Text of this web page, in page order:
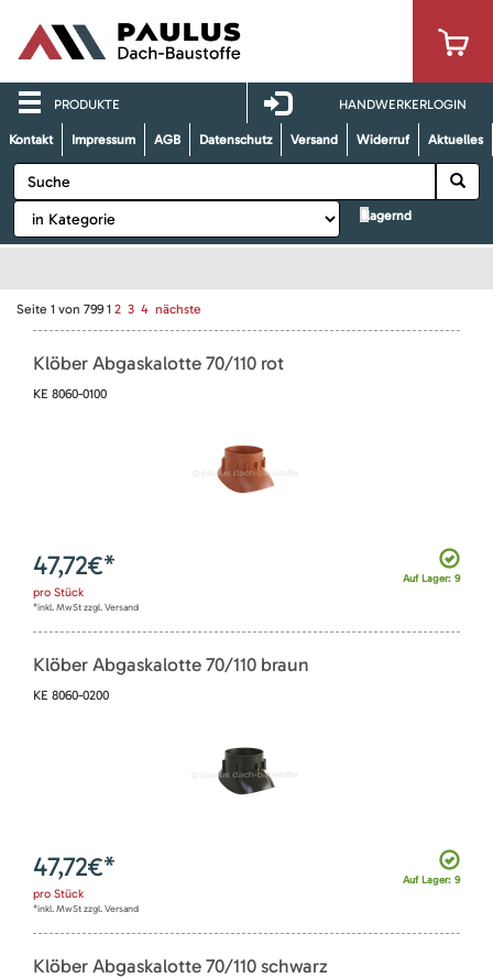
PRODUKTE HANDWERKERLOGIN
Kontakt Impressum AGB Datenschutz Versand Widerruf Aktuelles
lagernd
Seite 1 von 799 1 2 3 4 nächste
Klöber Abgaskalotte 70/110 rot
KE 8060-0100
Auf Lager: 9
47,72€*
pro Stück
*inkl. MwSt zzgl. Versand
Klöber Abgaskalotte 70/110 braun
KE 8060-0200
Auf Lager: 9
47,72€*
pro Stück
*inkl. MwSt zzgl. Versand
Klöber Abgaskalotte 70/110 schwarz